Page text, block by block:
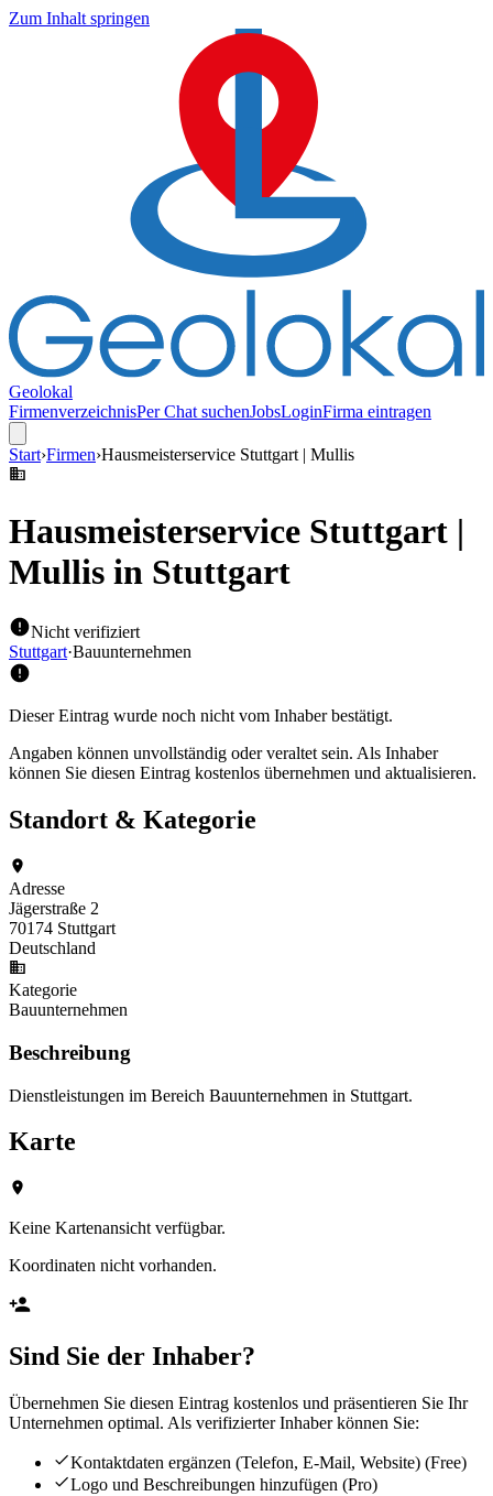
Zum Inhalt springen
Geolokal
FirmenverzeichnisPer Chat suchenJobsLoginFirma eintragen
Start›Firmen›Hausmeisterservice Stuttgart | Mullis
Hausmeisterservice Stuttgart |
Mullis in Stuttgart
Nicht verifiziert
Stuttgart·Bauunternehmen
Dieser Eintrag wurde noch nicht vom Inhaber bestätigt.
Angaben können unvollständig oder veraltet sein. Als Inhaber
können Sie diesen Eintrag kostenlos übernehmen und aktualisieren.
Standort & Kategorie
Adresse
Jägerstraße 2
70174 Stuttgart
Deutschland
Kategorie
Bauunternehmen
Beschreibung
Dienstleistungen im Bereich Bauunternehmen in Stuttgart.
Karte
Keine Kartenansicht verfügbar.
Koordinaten nicht vorhanden.
Sind Sie der Inhaber?
Übernehmen Sie diesen Eintrag kostenlos und präsentieren Sie Ihr
Unternehmen optimal. Als verifizierter Inhaber können Sie:
Kontaktdaten ergänzen (Telefon, E-Mail, Website) (Free)
Logo und Beschreibungen hinzufügen (Pro)